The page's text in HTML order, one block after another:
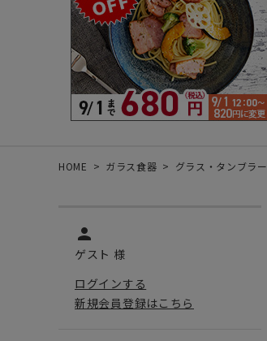
- れんげ
- すり鉢
- 土鍋
- 雑貨
- トレー
HOME ガラス食器 グラス・タンブラー
person
ゲスト 様
ログインする
新規会員登録はこちら